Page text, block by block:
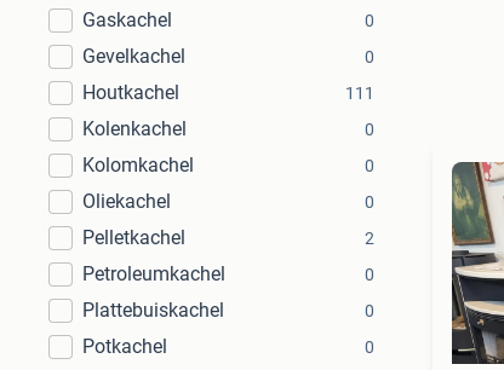
Gaskachel 0
Gevelkachel 0
Houtkachel 111
Kolenkachel 0
Kolomkachel 0
Oliekachel 0
Pelletkachel 2
Petroleumkachel 0
Plattebuiskachel 0
Potkachel 0